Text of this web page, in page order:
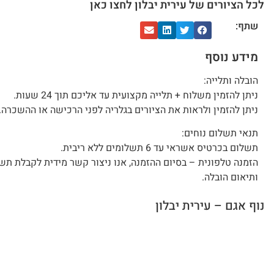
לכל הציורים של עירית יבלון לחצו כאן
שתף:
מידע נוסף
הובלה ותלייה:
ניתן להזמין משלוח + תלייה מקצועית עד אליכם תוך 24 שעות.
ניתן להזמין ולראות את הציורים בגלריה לפני הרכישה או
תנאי תשלום נוחים:
תשלום בכרטיס אשראי עד 6 תשלומים ללא ריבית.
הזמנה טלפונית – בסיום ההזמנה, אנו ניצור קשר מידית לקבלת
ותיאום הובלה.
נוף אגם – עירית יבלון